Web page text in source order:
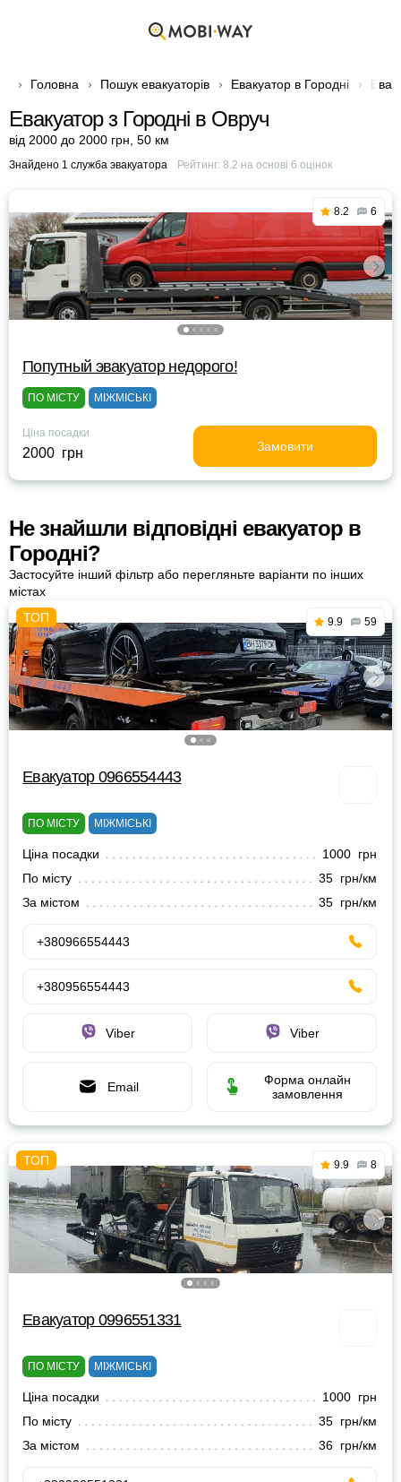
Головна Пошук евакуаторів Евакуатор в Городні
Евакуатор з Городні в Овруч
від 2000 до 2000 грн 50 км
Знайдено 1 служба эвакуатора Рейтинг: 8.2 на основі 6 оцінок
8.2 6
Попутный эвакуатор недорого!
ПО МІСТУ МІЖМІСЬКІ
Ціна посадки
2000 грн Замовити
Не знайшли відповідні евакуатор в
Городні?
Застосуйте інший фільтр або перегляньте варіанти по інших
містах
9.9 59
Евакуатор 0966554443
ПО МІСТУ МІЖМІСЬКІ
Ціна посадки
1000 грн
По місту
35 грн/км
За містом
35 грн/км
+380966554443
+380956554443
Viber Viber
Email
Форма онлайн
замовлення
9.9 8
Евакуатор 0996551331
ПО МІСТУ МІЖМІСЬКІ
Ціна посадки
1000 грн
По місту
35 грн/км
За містом
36 грн/км